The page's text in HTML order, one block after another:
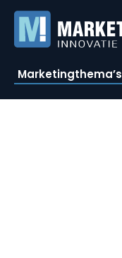
Marketingthema’s